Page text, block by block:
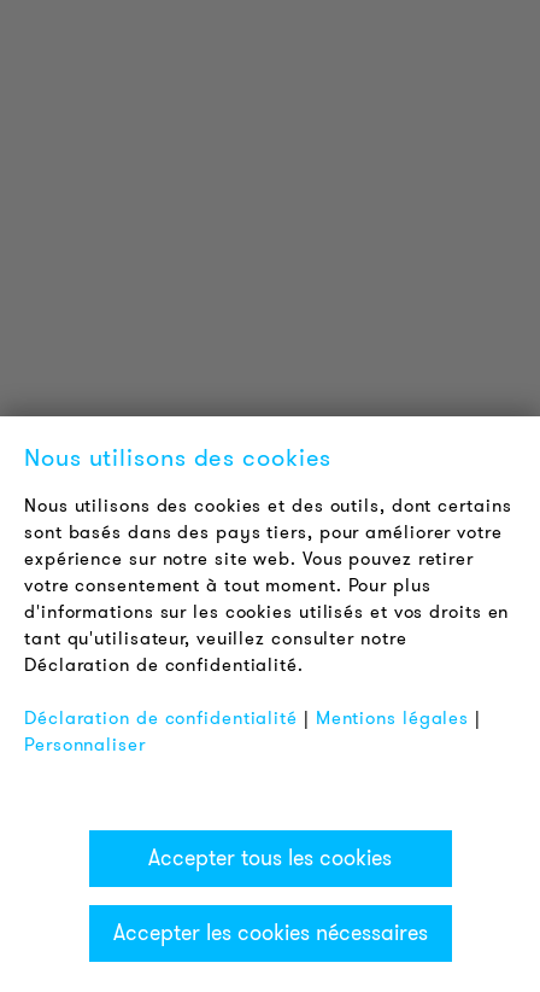
Catégories & Filter
Offres d'emploi
Newsletter
LÉGAL
Conditions Générales de Vente
Protection des Données
Mentions Légales
Nous utilisons des cookies
Nous utilisons des cookies et des outils, dont certains
sont basés dans des pays tiers, pour améliorer votre
expérience sur notre site web. Vous pouvez retirer
votre consentement à tout moment. Pour plus
d'informations sur les cookies utilisés et vos droits en
tant qu'utilisateur, veuillez consulter notre
Déclaration de confidentialité.
Déclaration de confidentialité | Mentions légales |
Personnaliser
Accepter tous les cookies
Accepter les cookies nécessaires